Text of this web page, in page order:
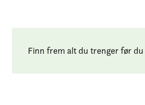
Finn frem alt du trenger før